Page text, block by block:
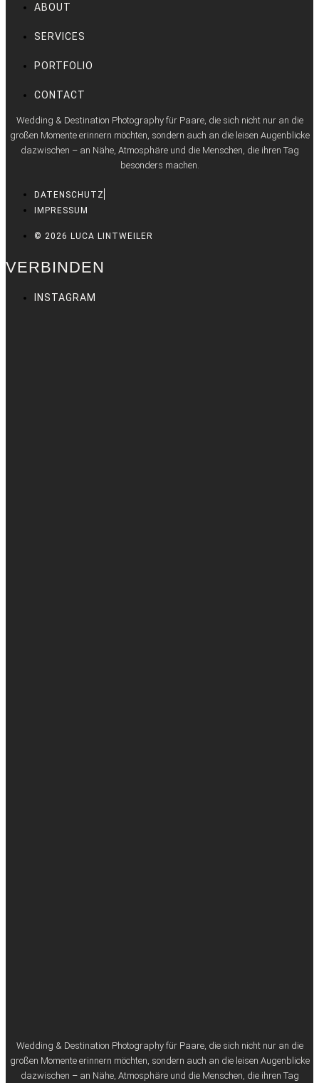
ABOUT
SERVICES
PORTFOLIO
CONTACT
Wedding & Destination Photography für Paare, die sich nicht nur an die
großen Momente erinnern möchten, sondern auch an die leisen Augenblicke
dazwischen – an Nähe, Atmosphäre und die Menschen, die ihren Tag
besonders machen.
DATENSCHUTZ
IMPRESSUM
© 2026 LUCA LINTWEILER
VERBINDEN
INSTAGRAM
Wedding & Destination Photography für Paare, die sich nicht nur an die
großen Momente erinnern möchten, sondern auch an die leisen Augenblicke
dazwischen – an Nähe, Atmosphäre und die Menschen, die ihren Tag